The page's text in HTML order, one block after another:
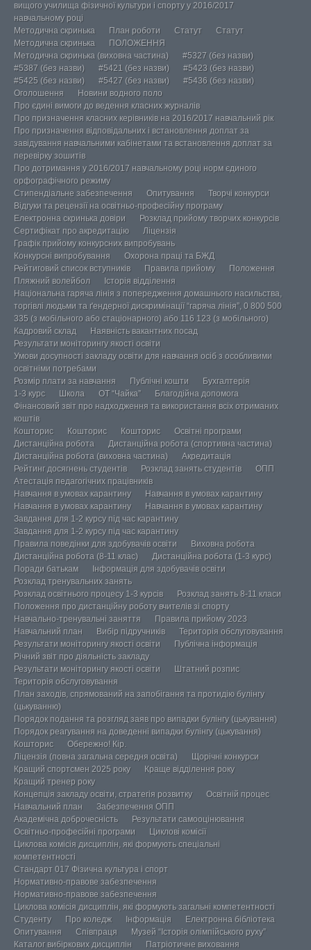
вищого училища фізичної культури і спорту у 2016/2017
навчальному році
Методична скринька
План роботи Статут
Статут
Методична скринька
ПОЛОЖЕННЯ
Методична скринька (виховна частина)
#5327 (без назви)
#5387 (без назви)
#5421 (без назви)
#5423 (без назви)
#5425 (без назви)
#5427 (без назви)
#5436 (без назви)
Оголошення
Новини водного поло
Про єдині вимоги до ведення класних журналів
Про призначення класних керівників на 2016/2017 навчальний рік
Про призначення відповідальних і встановлення доплат за
завідування навчальними кабінетами та встановлення доплат за
перевірку зошитів
Про дотримання у 2016/2017 навчальному році норм єдиного
орфографічного режиму
Стипендіальне забезпечення
Опитування
Творчі конкурси
Відгуки та рецензії на освітньо-професійну програму
Електронна скринька довіри
Розклад прийому творчих конкурсів
Сертифікат про акредитацію
Ліцензія
Графік прийому конкурсних випробувань
Конкурсні випробування
Охорона праці та БЖД
Рейтиговий список вступників
Правила прийому
Положення
Пляжний волейбол
Історія відділення
Національна гаряча лінія з попередження домашнього насильства,
торгівлі людьми та ґендерної дискримінації “гаряча лінія”, 0 800 500
335 (з мобільного або стаціонарного) або 116 123 (з мобільного)
Кадровий склад
Наявність вакантних посад
Результати моніторингу якості освіти
Умови досупності закладу освіти для навчання осіб з особливими
освітніми потребами
Розмір плати за навчання
Публічні кошти
Бухгалтерія
1-3 курс
Школа ОТ “Чайка”
Благодійна допомога
Фінансовий звіт про надходження та використання всіх отриманих
коштів
Кошторис
Кошторис Кошторис
Освітні програми
Дистанційна робота
Дистанційна робота (спортивна частина)
Дистанційна робота (виховна частина)
Акредитація
Рейтинг досягнень студентів
Розклад занять студентів
ОПП
Атестація педагогічних працівників
Навчання в умовах карантину
Навчання в умовах карантину
Навчання в умовах карантину
Навчання в умовах карантину
Завдання для 1-2 курсу під час карантину
Завдання для 1-2 курсу під час карантину
Правила поведінки для здобувачів освіти
Виховна робота
Дистанційна робота (8-11 клас)
Дистанційна робота (1-3 курс)
Поради батькам
Інформація для здобувачів освіти
Розклад тренувальних занять
Розклад освітнього процесу 1-3 курсів
Розклад занять 8-11 класи
Положення про дистанційну роботу вчителів зі спорту
Навчально-тренувальні заняття
Правила прийому 2023
Навчальний план
Вибір підручників
Територія обслуговування
Результати моніторингу якості освіти
Публічна інформація
Річний звіт про діяльність закладу
Результати моніторингу якості освіти
Штатний розпис
Територія обслуговування
План заходів, спрямований на запобігання та протидію булінгу
(цькуванню)
Порядок подання та розгляд заяв про випадки булінгу (цькування)
Порядок реагування на доведенні випадки булінгу (цькування)
Кошторис
Обережно! Кір.
Ліцензія (повна загальна середня освіта)
Щорічні конкурси
Кращий спортсмен 2025 року
Краще відділення року
Кращий тренер року
Концепція закладу освіти, стратегія розвитку
Освітній процес
Навчальний план
Забезпечення ОПП
Академічна доброчесність
Результати самооцінювання
Освітньо-професійні програми
Циклові комісії
Циклова комісія дисциплін, які формують спеціальні
компетентності
Стандарт 017 Фізична культура і спорт
Нормативно-правове забезпечення
Нормативно-правове забезпечення
Циклова комісія дисциплін, які формують загальні компетентності
Студенту
Про коледж Інформація
Електронна бібліотека
Опитування
Співпраця
Музей “Історія олімпійського руху”
Каталог вибіркових дисциплін
Патріотичне виховання